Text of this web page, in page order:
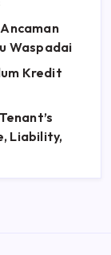
Waspadai
Kredit
Liability,